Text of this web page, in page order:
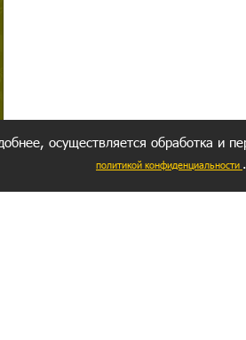
осуществляется обработка и
политикой конфиденциальности